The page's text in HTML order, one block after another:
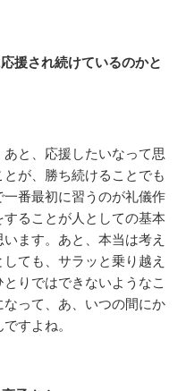
援され続けているのかと
と、応援したいなって思
が、勝ち続けることでも
番最初に習うのが礼儀作
ることが人としての基本
ます。あと、本当は考え
ても、サラッと乗り越え
りではできないようなこ
って、あ、いつの間にか
すよね。